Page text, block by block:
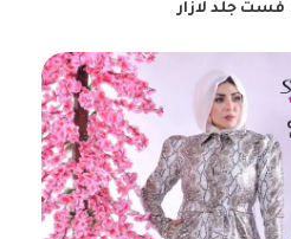
فست جلد لازار